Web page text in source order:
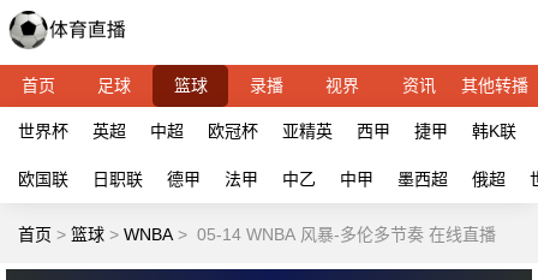
首页 足球 篮球 录播 视界 资讯 其他转播
世界杯 英超 中超 欧冠杯 亚精英 西甲 捷甲 韩K联
欧国联 日职联 德甲 法甲 中乙 中甲 墨西超 俄超
首页 > 篮球 > WNBA > 05-14 WNBA 风暴-多伦多节奏 在线直播